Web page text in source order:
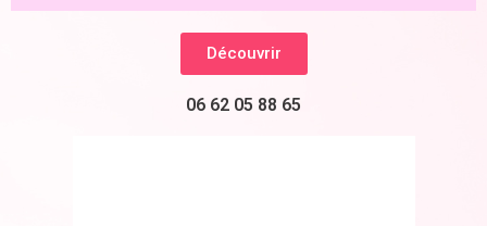
Découvrir
06 62 05 88 65